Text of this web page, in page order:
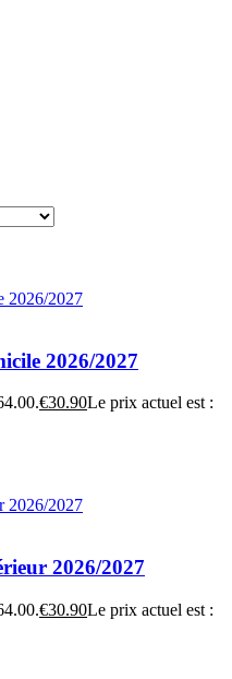
2026/2027
€30.90Le prix actuel est :
2026/2027
€30.90Le prix actuel est :